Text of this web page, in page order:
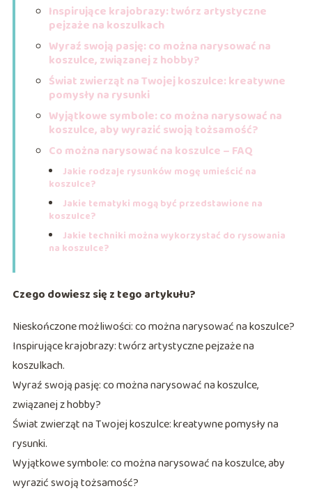
Inspirujące krajobrazy: twórz artystyczne
pejzaże na koszulkach
Wyraź swoją pasję: co można narysować na
koszulce, związanej z hobby?
Świat zwierząt na Twojej koszulce: kreatywne
pomysły na rysunki
Wyjątkowe symbole: co można narysować na
koszulce, aby wyrazić swoją tożsamość?
Co można narysować na koszulce – FAQ
Jakie rodzaje rysunków mogę umieścić na
koszulce?
Jakie tematyki mogą być przedstawione na
koszulce?
Jakie techniki można wykorzystać do rysowania
na koszulce?
Czego dowiesz się z tego artykułu?
Nieskończone możliwości: co można narysować na koszulce?
Inspirujące krajobrazy: twórz artystyczne pejzaże na
koszulkach.
Wyraź swoją pasję: co można narysować na koszulce,
związanej z hobby?
Świat zwierząt na Twojej koszulce: kreatywne pomysły na
rysunki.
Wyjątkowe symbole: co można narysować na koszulce, aby
wyrazić swoją tożsamość?